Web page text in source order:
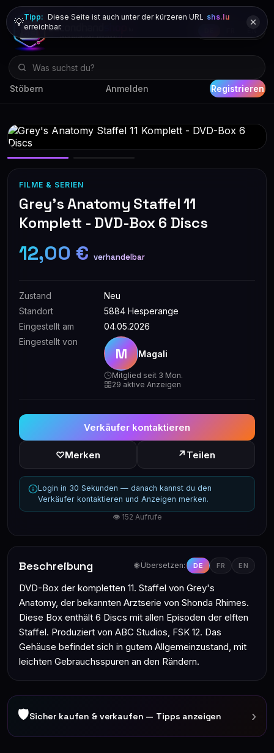
Stöbern Anmelden Registrieren
💡Tipp: Diese Seite ist auch unter der kürzeren URL shs.lu
erreichbar.
FILME & SERIEN
Grey's Anatomy Staffel 11
Komplett - DVD-Box 6 Discs
12,00 € verhandelbar
Zustand
Neu
Standort
5884 Hesperange
Eingestellt am
04.05.2026
Eingestellt von
M Magali
Mitglied seit 3 Mon.
29 aktive Anzeigen
Verkäufer kontaktieren
♡Merken ↗ Teilen
Login in 30 Sekunden — danach kannst du den
Verkäufer kontaktieren und Anzeigen merken.
👁 152 Aufrufe
Beschreibung 🌐 Übersetzen: DE FR EN
DVD-Box der kompletten 11. Staffel von Grey's
Anatomy, der bekannten Arztserie von Shonda Rhimes.
Diese Box enthält 6 Discs mit allen Episoden der elften
Staffel. Produziert von ABC Studios, FSK 12. Das
Gehäuse befindet sich in gutem Allgemeinzustand, mit
leichten Gebrauchsspuren an den Rändern.
🛡Sicher kaufen & verkaufen — Tipps anzeigen ›